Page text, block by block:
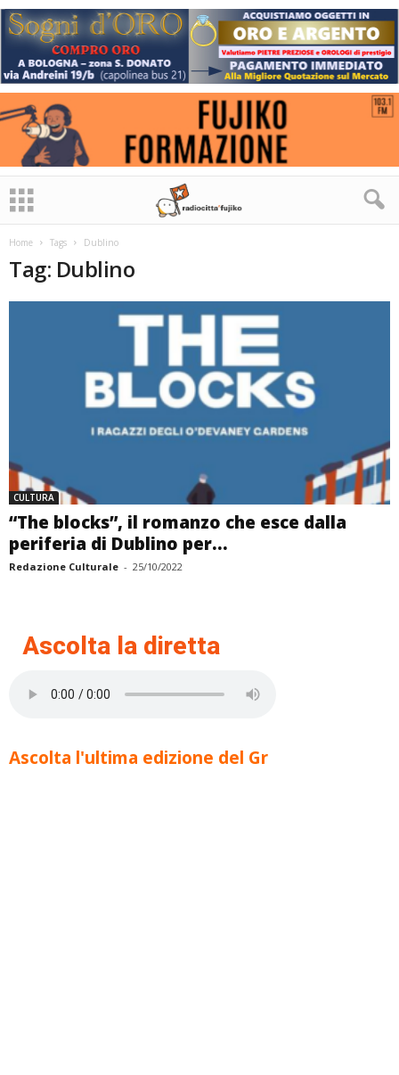
Home Tags Dublino
Tag: Dublino
CULTURA
“The blocks”, il romanzo che esce dalla
periferia di Dublino per...
Redazione Culturale - 25/10/2022
Ascolta la diretta
Ascolta l'ultima edizione del Gr